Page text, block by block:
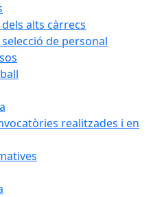
alts càrrecs
de personal
realitzades i en